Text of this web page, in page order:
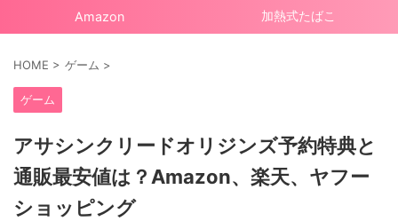
Amazon 加熱式たばこ
HOME > ゲーム >
ゲーム
アサシンクリードオリジンズ予約特典と
通販最安値は？Amazon、楽天、ヤフー
ショッピング